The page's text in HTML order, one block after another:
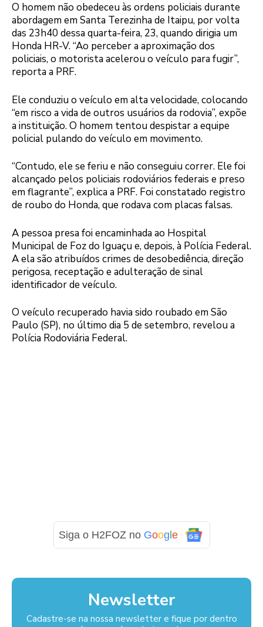
O homem não obedeceu às ordens policiais durante
abordagem em Santa Terezinha de Itaipu, por volta
das 23h40 dessa quarta-feira, 23, quando dirigia um
Honda HR-V. “Ao perceber a aproximação dos
policiais, o motorista acelerou o veículo para fugir”,
reporta a PRF.
Ele conduziu o veículo em alta velocidade, colocando
“em risco a vida de outros usuários da rodovia”, expõe
a instituição. O homem tentou despistar a equipe
policial pulando do veículo em movimento.
“Contudo, ele se feriu e não conseguiu correr. Ele foi
alcançado pelos policiais rodoviários federais e preso
em flagrante”, explica a PRF. Foi constatado registro
de roubo do Honda, que rodava com placas falsas.
A pessoa presa foi encaminhada ao Hospital
Municipal de Foz do Iguaçu e, depois, à Polícia Federal.
A ela são atribuídos crimes de desobediência, direção
perigosa, receptação e adulteração de sinal
identificador de veículo.
O veículo recuperado havia sido roubado em São
Paulo (SP), no último dia 5 de setembro, revelou a
Polícia Rodoviária Federal.
Siga o H2FOZ no Goog e
Newsletter
Cadastre-se na nossa newsletter e fique por dentro